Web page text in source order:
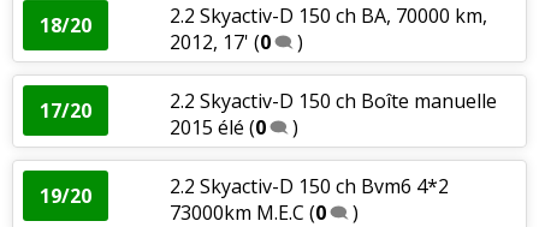
18/20
2.2 Skyactiv-D 150 ch BA, 70000 km,
2012, 17' (0 )
17/20
2.2 Skyactiv-D 150 ch Boîte manuelle
2015 élé (0 )
19/20
2.2 Skyactiv-D 150 ch Bvm6 4*2
73000km M.E.C (0 )